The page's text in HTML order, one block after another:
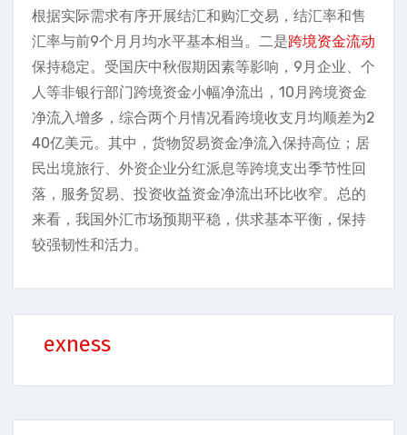
根据实际需求有序开展结汇和购汇交易，结汇率和售
汇率与前9个月月均水平基本相当。二是跨境资金流动
保持稳定。受国庆中秋假期因素等影响，9月企业、个
人等非银行部门跨境资金小幅净流出，10月跨境资金
净流入增多，综合两个月情况看跨境收支月均顺差为2
40亿美元。其中，货物贸易资金净流入保持高位；居
民出境旅行、外资企业分红派息等跨境支出季节性回
落，服务贸易、投资收益资金净流出环比收窄。总的
来看，我国外汇市场预期平稳，供求基本平衡，保持
较强韧性和活力。
exness